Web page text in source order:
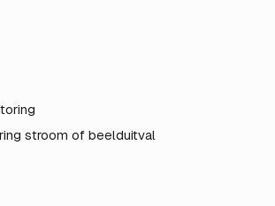
stroom of beelduitval